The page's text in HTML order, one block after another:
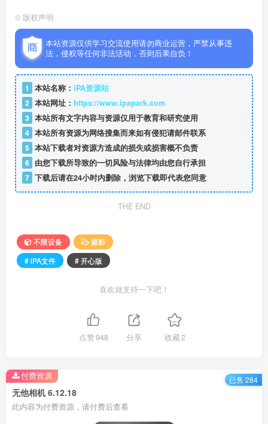
© 版权声明
本站资源仅供学习交流使用请勿商业运营，严禁从事违
法，侵权等任何非法活动，否则后果自负！
1 本站名称： iPA资源站
2 本站网址： https://www.ipapark.com
3 本站所有文字内容与资源仅用于教育和研究使用
4 本站所有资源为网络搜集而来如有侵犯请邮件联系
5 本站下载者对资源方造成的损失或损害概不负责
6 由您下载所导致的一切风险与法律均由您自行承担
7 下载后请在24小时内删除，浏览下载即代表您同意
THE END
不限设备
摄影
# iPA文件
# 开心版
喜欢就支持一下吧！
点赞948 分享 收藏2
无他相机 6.12.18
此内容为付费资源，请付费后查看
付费资源 已售 284